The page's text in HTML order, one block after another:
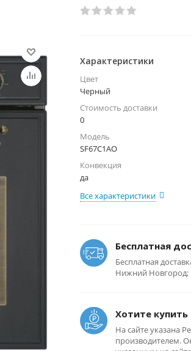
Характеристики
Цвет
Черный
Стоимость доставки
0
Модель
SF67C1AO
Конвекция
да
Все характеристики
Бесплатная
Бесплатная
Нижний Новгород;
Хотите
На сайте указана
производителем.